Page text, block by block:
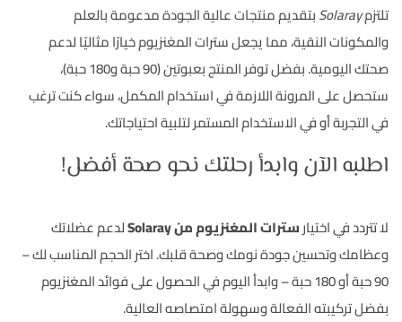
تلتزمSolarayبتقديم منتجات عالية الجودة مدعومة بالعلم
والمكونات النقية، مما يجعل سترات المغنزيوم خيارًا مثاليًا لدعم
صحتك اليومية. بفضل توفر المنتج بعبوتين (90 حبة و180 حبة)،
ستحصل على المرونة اللازمة في استخدام المكمل، سواء كنت ترغب
في التجربة أو في الاستخدام المستمر لتلبية احتياجاتك.
اطلبه الآن وابدأ رحلتك نحو صحة أفضل!
لا تتردد في اختيارسترات المغنزيوم من Solaray
لدعم عضلاتك
وعظامك وتحسين جودة نومك وصحة قلبك. اختر الحجم المناسب لك –
90 حبة أو 180 حبة – وابدأ اليوم في الحصول على فوائد المغنزيوم
بفضل تركيبته الفعالة وسهولة امتصاصه العالية.